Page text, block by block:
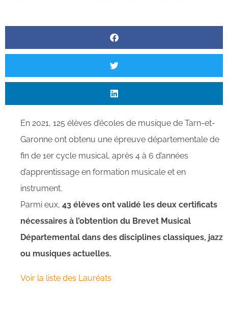
En 2021, 125 élèves d’écoles de musique de Tarn-et-
Garonne ont obtenu une épreuve départementale de
fin de 1er cycle musical, après 4 à 6 d’années
d’apprentissage en formation musicale et en
instrument.
Parmi eux, 43 élèves ont validé les deux certificats
nécessaires à l’obtention du Brevet Musical
Départemental dans des disciplines classiques, jazz
ou musiques actuelles.
Voir la liste des Lauréats